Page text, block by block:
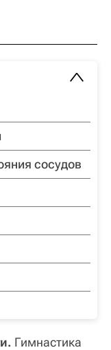
сосудов
Гимнастика